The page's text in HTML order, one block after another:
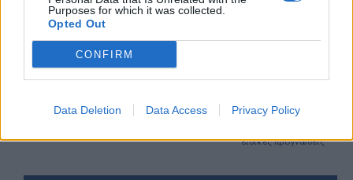
Purposes for which it was collected.
Opted Out
CONFIRM
Data Deletion Data Access Privacy Policy
δεδομένα
ειδικές προγνώσεις